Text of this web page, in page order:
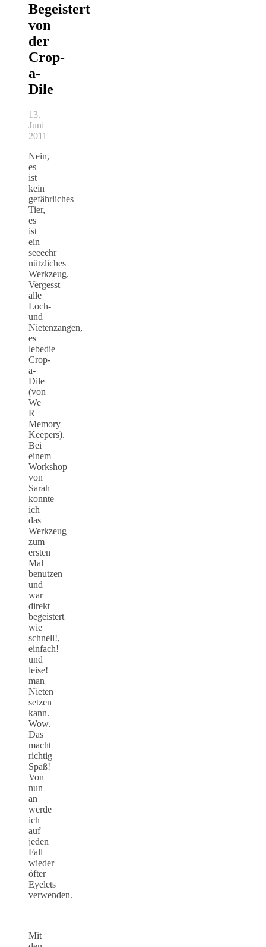
Begeistert
von
der
Crop-
a-
Dile
13.
Juni
2011
Nein,
es
ist
kein
gefährliches
Tier,
es
ist
ein
seeeehr
nützliches
Werkzeug.
Vergesst
alle
Loch-
und
Nietenzangen,
es
lebedie
Crop-
a-
Dile
(von
We
R
Memory
Keepers).
Bei
einem
Workshop
von
Sarah
konnte
ich
das
Werkzeug
zum
ersten
Mal
benutzen
und
war
direkt
begeistert
wie
schnell!,
einfach!
und
leise!
man
Nieten
setzen
kann.
Wow.
Das
macht
richtig
Spaß!
Von
nun
an
werde
ich
auf
jeden
Fall
wieder
öfter
Eyelets
verwenden.
Mit